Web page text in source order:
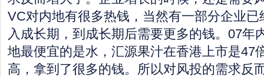
VC对内地有很多热钱，当然有一部分企业
入成长期，到成长期后需要更多的钱。07年
地最便宜的是水，汇源果汁在香港上市是47
高，拿到了很多的钱。所以对风投的需求反